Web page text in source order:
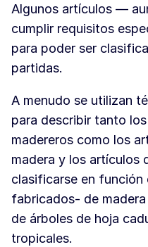
Algunos artículos —
cumplir requisitos
para poder ser
partidas.
A menudo se utilizan
para describir tanto
madereros como los
madera y los artículos
clasificarse en
fabricados- de
de árboles de hoja
tropicales.